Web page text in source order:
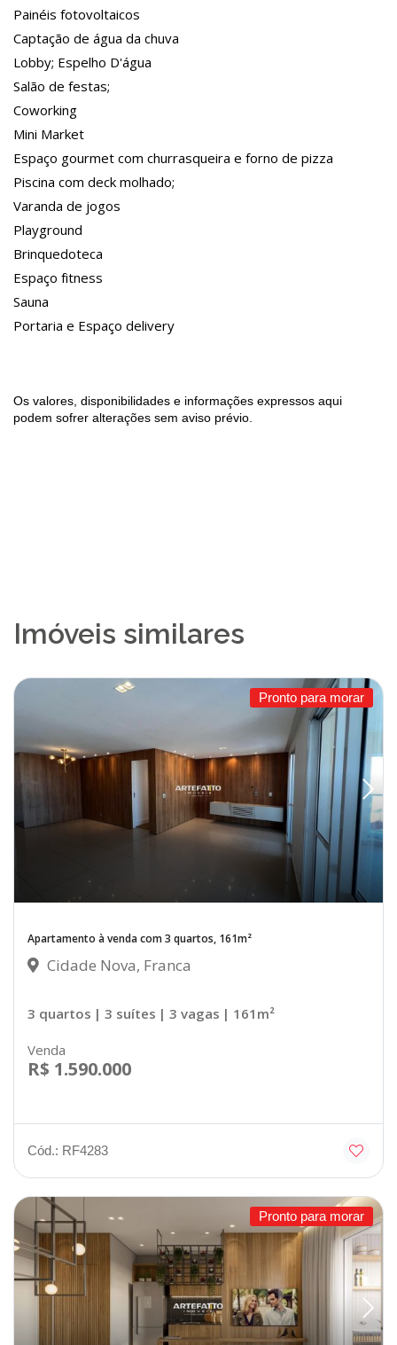
Painéis fotovoltaicos
Captação de água da chuva
Lobby; Espelho D'água
Salão de festas;
Coworking
Mini Market
Espaço gourmet com churrasqueira e forno de pizza
Piscina com deck molhado;
Varanda de jogos
Playground
Brinquedoteca
Espaço fitness
Sauna
Portaria e Espaço delivery
Os valores, disponibilidades e informações expressos aqui
podem sofrer alterações sem aviso prévio.
Imóveis similares
Pronto para morar
Apartamento à venda com 3 quartos, 161m²
Cidade Nova, Franca
3 quartos | 3 suítes | 3 vagas | 161m²
Venda
R$ 1.590.000
Cód.: RF4283
Pronto para morar